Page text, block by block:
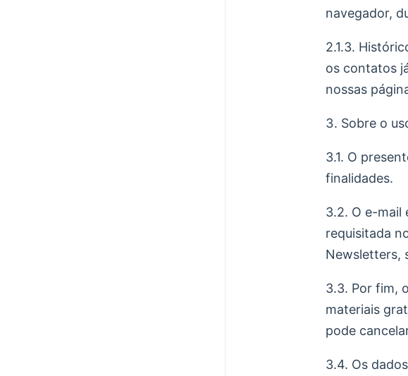
navegador,
2.1.3.
os contatos
nossas
Sobre o
3.1. O
finalidades.
3.2. O e-mail
requisitada
Newsletters,
3.3. Por fim,
materiais
pode
3.4. Os